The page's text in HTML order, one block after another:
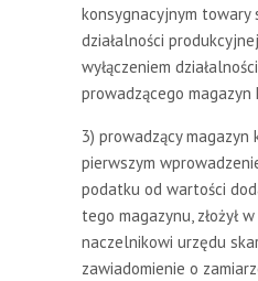
konsygnacyjnym towary
działalności
wyłączeniem
prowadzącego magazyn
3) prowadzący magazyn
pierwszym
podatku od wartości
tego magazynu, złożył
naczelnikowi urzędu
zawiadomienie o